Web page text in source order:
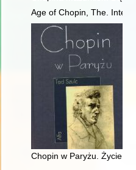
Age of Chopin, The.
Chopin w Paryżu. Życie i